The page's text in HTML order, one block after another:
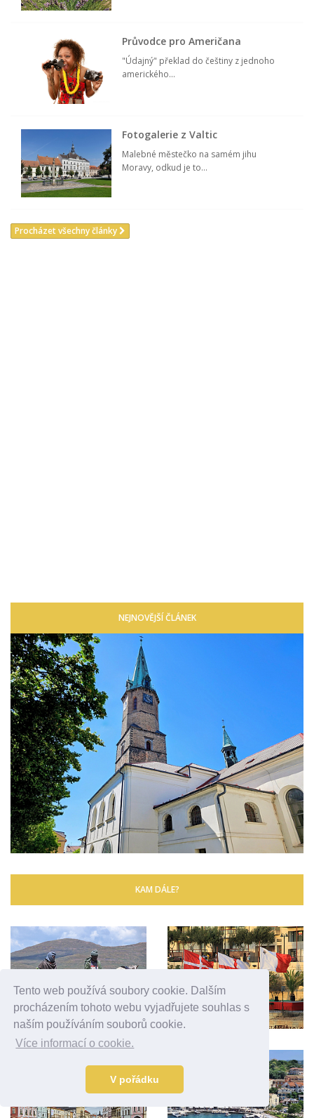
Tento web používá soubory cookie. Dalším
procházením tohoto webu vyjadřujete souhlas s
naším používáním souborů cookie.
Více informací o cookie.
V pořádku
Průvodce pro Američana
"Údajný" překlad do češtiny z jednoho
amerického...
Fotogalerie z Valtic
Malebné městečko na samém jihu
Moravy, odkud je to...
Procházet všechny články
NEJNOVĚJŠÍ ČLÁNEK
KAM DÁLE?